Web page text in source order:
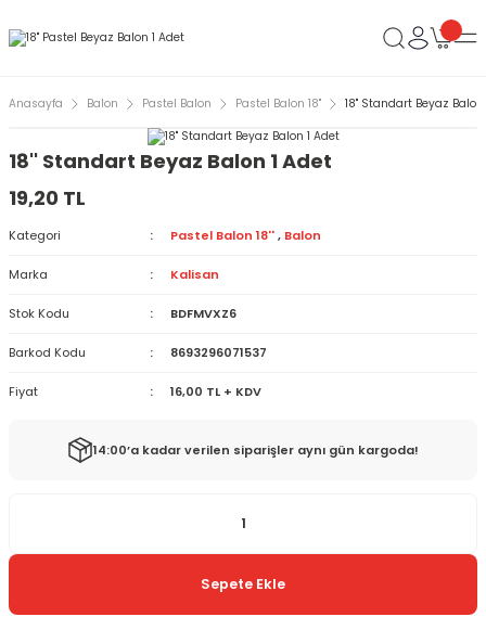
Anasayfa Balon Pastel Balon Pastel Balon 18'' 18'' Standart Beyaz Balon
18'' Standart Beyaz Balon 1 Adet
19,20 TL
Kategori Pastel Balon 18'' , Balon
Marka Kalisan
Stok Kodu BDFMVXZ6
Barkod Kodu 8693296071537
Fiyat 16,00 TL + KDV
14:00’a kadar verilen siparişler aynı gün kargoda!
Sepete Ekle